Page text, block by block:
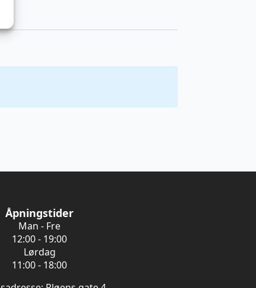
Åpningstider
Man - Fre
12:00 - 19:00
Lørdag
11:00 - 18:00